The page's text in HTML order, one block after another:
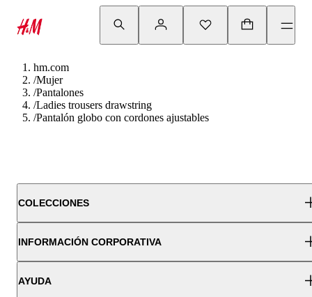
hm.com
/Mujer
/Pantalones
/Ladies trousers drawstring
/Pantalón globo con cordones ajustables
COLECCIONES
INFORMACIÓN CORPORATIVA
AYUDA